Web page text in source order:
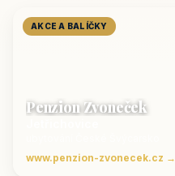
AKCE A BALÍČKY
Penzion Zvoneček
www.penzion-zvonecek.cz →